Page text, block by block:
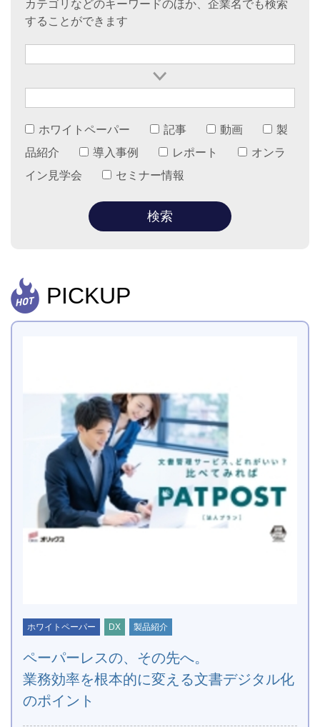
カテゴリなどのキーワードのほか、企業名でも検索
することができます
ホワイトペーパー 記事 動画
製
品紹介
導入事例 レポート
オンラ
イン見学会
セミナー情報
PICKUP
ホワイトペーパー DX 製品紹介
ペーパーレスの、その先へ。
業務効率を根本的に変える文書デジタル化
のポイント